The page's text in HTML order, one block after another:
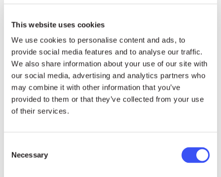
This website uses cookies
We use cookies to personalise content and ads, to
provide social media features and to analyse our traffic.
We also share information about your use of our site with
our social media, advertising and analytics partners who
may combine it with other information that you’ve
provided to them or that they’ve collected from your use
of their services.
Selection
Necessary
destacando especialmente a agentes de cambio
del Sur Global.
Actualmente, Right Livelihood es mucho más
que un premio: es apoyo a largo plazo.
Elevando su perfil, resaltando sus ideas
innovadoras y brindando protección cuando
sus vidas y su libertad están en peligro, Right